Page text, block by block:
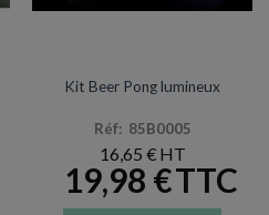
Kit Beer Pong lumineux
Réf: 85B0005
16,65 €
19,98 €